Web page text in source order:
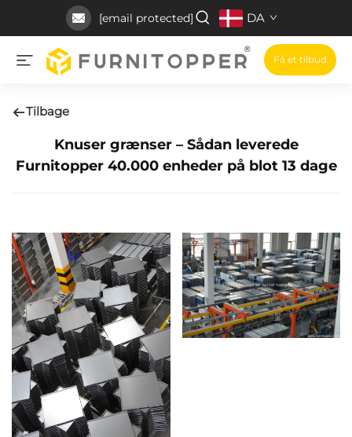
[email protected] DA
Få et tilbud
Tilbage
Knuser grænser – Sådan leverede
Furnitopper 40.000 enheder på blot 13 dage